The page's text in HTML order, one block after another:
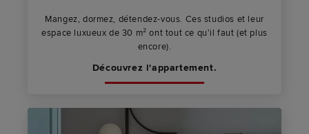
Mangez, dormez, détendez-vous. Ces studios et leur
espace luxueux de 30 m² ont tout ce qu'il faut (et plus
encore).
Découvrez l'appartement.